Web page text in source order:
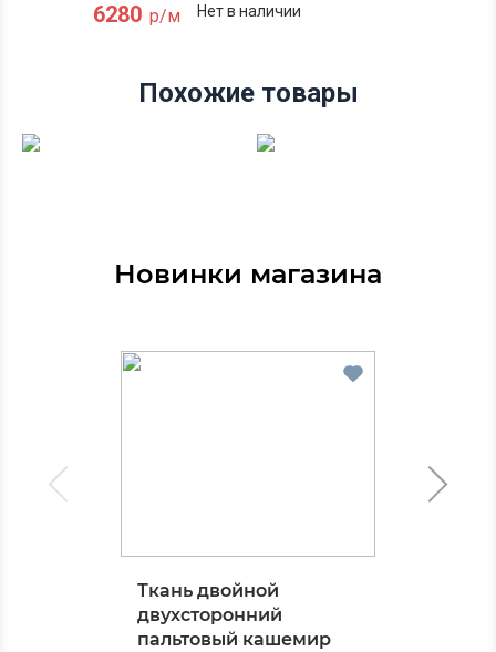
6280 р/м Нет в наличии
Похожие товары
Новинки магазина
Ткань двойной
двухсторонний
пальтовый кашемир